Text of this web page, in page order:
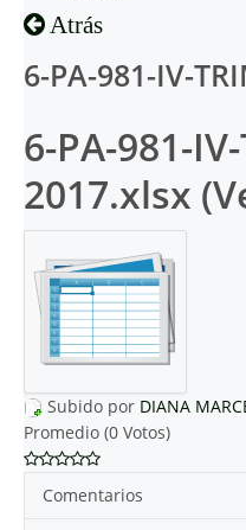
Atrás
6-PA-981-IV-
6-PA-981-
2017.xlsx
Subido por DIANA
Promedio (0 Votos)
Comentarios